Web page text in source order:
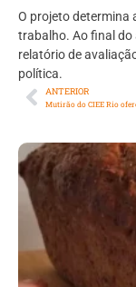
O projeto determina
trabalho. Ao final do
relatório de
política.
ANTERIOR